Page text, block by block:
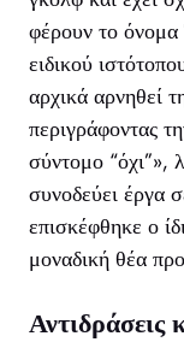
φέρουν το
ειδικού
αρχικά αρνηθεί
περιγράφοντας
σύντομο “όχι”»,
συνοδεύει έργα
επισκέφθηκε ο
μοναδική θέα
Αντιδράσεις